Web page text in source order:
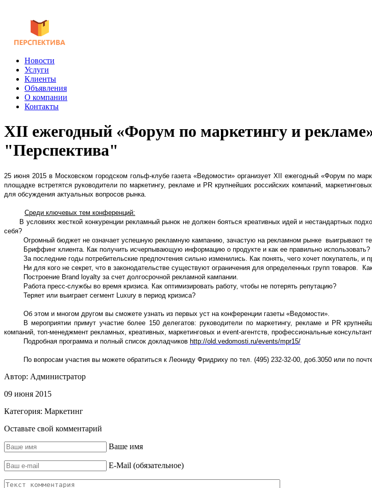
Новости
Услуги
Клиенты
Объявления
О компании
Контакты
XII ежегодный «Форум по маркетингу и
"Перспектива"
25 июня 2015 в Московском городском гольф-клубе газета «Ведомости» организует X
ежегодный «Форум по
площадке встретятся руководители по маркетингу, рекламе и PR крупнейших российских компаний,
для обсуждения актуальных вопросов рынка.
Среди ключевых тем конференций:
В условиях жесткой конкуренции рекламный рынок не должен бояться креативных идей и нестандартных
себя?
Огромный бюджет не означает успешную рекламную кампанию, зачастую на рекламном рынке выигрывают
Бриффинг клиента. Как получить исчерпывающую информацию о продукте и как ее правильно использовать?
За последние годы потребительские предпочтения сильно изменились. Как понять, чего хочет покупатель, и
Ни для кого не секрет, что в законодательстве существуют ограничения для определенных групп товаров.
Построение Brand loyalty за счет долгосрочной рекламной кампании.
Работа пресс-службы во время кризиса. Как оптимизировать работу, чтобы не потерять репутацию?
Теряет или выиграет сегмент Luxury в период кризиса?
Об этом и многом другом вы сможете узнать из первых уст на конференции газеты «Ведомости».
В мероприятии примут участие более 150 делегатов: руководители по маркетингу, рекламе и PR
компаний, топ-менеджмент рекламных, креативных, маркетинговых и event-агентств, профессиональные
Подробная программа и полный список докладчиков http://old.vedomosti.ru/events/mpr15/
По вопросам участия вы можете обратиться к Леониду Фридриху по тел. (495) 232-32-00, доб.3050 или по
Автор: Администратор
09 июня 2015
Категория: Маркетинг
Оставьте свой комментарий
Ваше имя
E-Mail (обязательное)